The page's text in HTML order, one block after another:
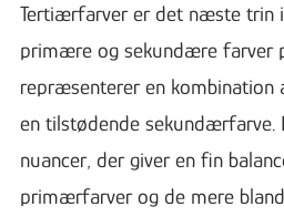
Tertiærfarver er det næste trin
primære og sekundære farver
repræsenterer en
en tilstødende sekundærfarve.
nuancer, der giver en fin
primærfarver og de mere